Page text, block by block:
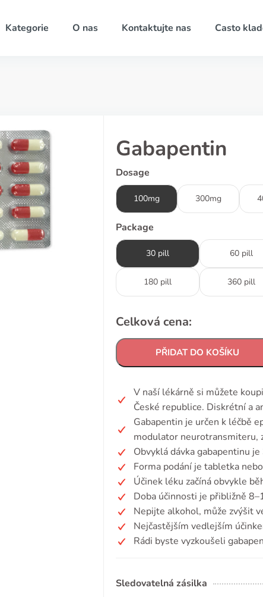
Kategorie O nas Kontaktujte nas Casto
Gabapentin
Dosage
100mg 300mg
Package
30 pill 60 pill
180 pill 360 pill
Celková cena:
PŘIDAT DO KOŠÍKU
V naší lékárně si můžete
České republice. Diskrétní a
Gabapentin je určen k léčbě
modulator neurotransmiteru,
Obvyklá dávka gabapentinu
Forma podání je tabletka
Účinek léku začíná obvykle
Doba účinnosti je přibližně
Nepijte alkohol, může zvýšit
Nejčastějším vedlejším
Rádi byste vyzkoušeli
Sledovatelná zásilka